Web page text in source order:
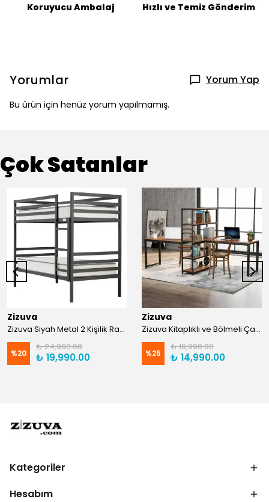
Koruyucu Ambalaj Hızlı ve Temiz Gönderim
Yorumlar Yorum Yap
Bu ürün için henüz yorum yapılmamış.
Çok Satanlar
Zizuva
Zizuva Siyah Metal 2 Kişilik Ranza | TR0011-F
%20
₺ 24,990.00
₺ 19,990.00
Zizuva
Zizuva Kitaplıklı ve Bölmeli Çalışma Masası | CM1021-F-Suntalam
%25
₺ 19,990.00
₺ 14,990.00
Kategoriler
Hesabım